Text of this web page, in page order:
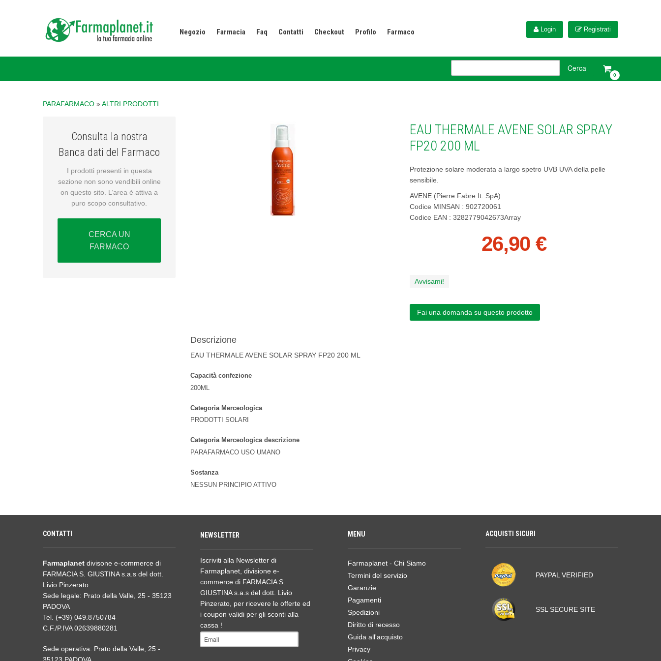
Negozio Farmacia Faq Contatti Checkout Profilo Farmaco Login Registrati
0
PARAFARMACO »ALTRI PRODOTTI
Consulta la nostra
Banca dati del Farmaco
I prodotti presenti in questa
sezione non sono vendibili online
on questo sito. L’area è attiva a
puro scopo consultativo.
CERCA UN
FARMACO
EAU THERMALE AVENE SOLAR SPRAY
FP20 200 ML
Protezione solare moderata a largo spetro UVB UVA della pelle
sensibile.
AVENE (Pierre Fabre It. SpA)
Codice MINSAN : 902720061
Codice EAN : 3282779042673Array
26,90 €
Avvisami!
Fai una domanda su questo prodotto
Descrizione
EAU THERMALE AVENE SOLAR SPRAY FP20 200 ML
Capacità confezione
200ML
Categoria Merceologica
PRODOTTI SOLARI
Categoria Merceologica descrizione
PARAFARMACO USO UMANO
Sostanza
NESSUN PRINCIPIO ATTIVO
CONTATTI
Farmaplanet divisone e-commerce di
FARMACIA S. GIUSTINA s.a.s del dott.
Livio Pinzerato
Sede legale: Prato della Valle, 25 - 35123
PADOVA
Tel. (+39) 049.8750784
C.F./P.IVA 02639880281
Sede operativa: Prato della Valle, 25 -
35123 PADOVA
NEWSLETTER
Iscriviti alla Newsletter di
Farmaplanet, divisione e-
commerce di FARMACIA S.
GIUSTINA s.a.s del dott. Livio
Pinzerato, per ricevere le offerte ed
i coupon validi per gli sconti alla
cassa !
MENU
Farmaplanet - Chi Siamo
Termini del servizio
Garanzie
Pagamenti
Spedizioni
Diritto di recesso
Guida all'acquisto
Privacy
ACQUISTI SICURI
PAYPAL VERIFIED
SSL SECURE SITE